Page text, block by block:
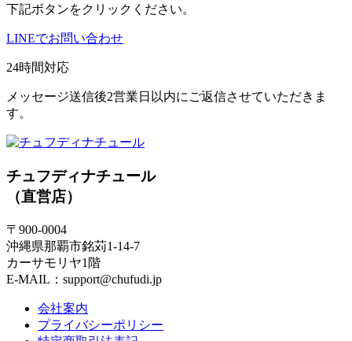
下記ボタンをクリックください。
LINEでお問い合わせ
24時間対応
メッセージ送信後2営業日以内にご返信させていただきま
す。
チュフディナチュール
（直営店）
〒900-0004
沖縄県那覇市銘苅1-14-7
カーサモリヤ1階
E-MAIL：support@chufudi.jp
会社案内
プライバシーポリシー